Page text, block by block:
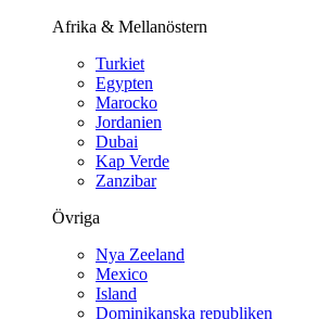
Afrika & Mellanöstern
Turkiet
Egypten
Marocko
Jordanien
Dubai
Kap Verde
Zanzibar
Övriga
Nya Zeeland
Mexico
Island
Dominikanska republiken